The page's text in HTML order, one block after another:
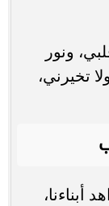
ونور
تخيرني،
أبناءنا،